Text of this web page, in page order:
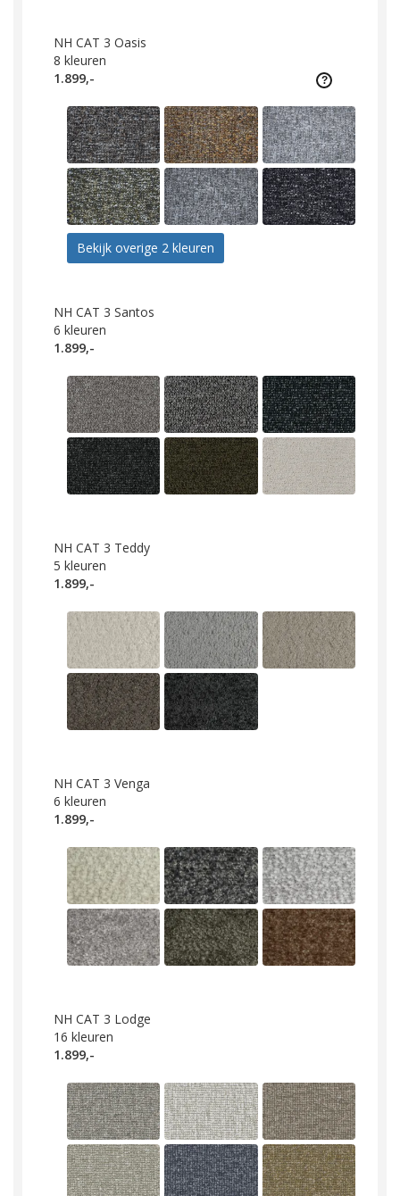
NH CAT 3 Oasis
8 kleuren
1.899,-
Bekijk overige 2 kleuren
NH CAT 3 Santos
6 kleuren
1.899,-
NH CAT 3 Teddy
5 kleuren
1.899,-
NH CAT 3 Venga
6 kleuren
1.899,-
NH CAT 3 Lodge
16 kleuren
1.899,-